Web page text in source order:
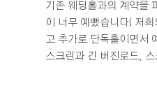
기존 웨딩홀과의 계약을
이 너무 예뻤습니다! 저희의 예산에 맞추어 견적도 내주셨
고 추가로 단독홀이면서 예식시간이 90분, 예식장에 대형
스크린과 긴 버진로드,
장, 연회장 사용가능시